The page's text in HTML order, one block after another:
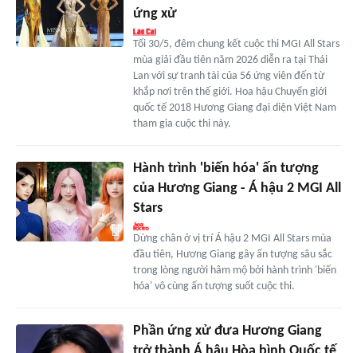
ứng xử
Tối 30/5, đêm chung kết cuộc thi MGI All Stars
mùa giải đầu tiên năm 2026 diễn ra tại Thái
Lan với sự tranh tài của 56 ứng viên đến từ
khắp nơi trên thế giới. Hoa hậu Chuyển giới
quốc tế 2018 Hương Giang đại diện Việt Nam
tham gia cuộc thi này.
Hành trình 'biến hóa' ấn tượng
của Hương Giang - Á hậu 2 MGI All
Stars
Dừng chân ở vị trí Á hậu 2 MGI All Stars mùa
đầu tiên, Hương Giang gây ấn tượng sâu sắc
trong lòng người hâm mộ bởi hành trình 'biến
hóa' vô cùng ấn tượng suốt cuộc thi.
Phần ứng xử đưa Hương Giang